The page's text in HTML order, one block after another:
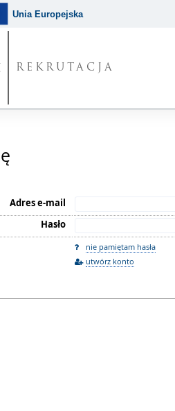
Unia Europejska
REKRUTACJA
Adres e-mail
Hasło
nie pamiętam hasła
utwórz konto